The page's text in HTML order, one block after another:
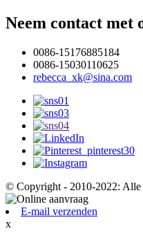
Neem contact met
0086-15176885184
0086-15030110625
rebecca_xk@sina.com
© Copyright - 2010-2022: Alle
E-mail verzenden
x